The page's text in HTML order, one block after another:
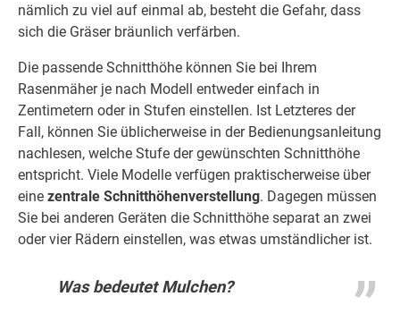
nämlich zu viel auf einmal ab, besteht die Gefahr, dass
sich die Gräser bräunlich verfärben.
Die passende Schnitthöhe können Sie bei Ihrem
Rasenmäher je nach Modell entweder einfach in
Zentimetern oder in Stufen einstellen. Ist Letzteres der
Fall, können Sie üblicherweise in der Bedienungsanleitung
nachlesen, welche Stufe der gewünschten Schnitthöhe
entspricht. Viele Modelle verfügen praktischerweise über
eine zentrale Schnitthöhenverstellung. Dagegen müssen
Sie bei anderen Geräten die Schnitthöhe separat an zwei
oder vier Rädern einstellen, was etwas umständlicher ist.
Was bedeutet Mulchen?